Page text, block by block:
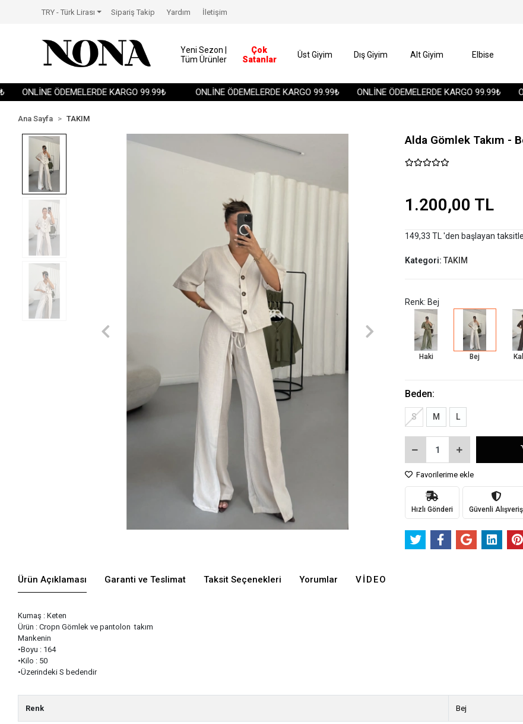
ONLİNE ÖDEMELERDE KARGO 99.99₺ ONLİNE ÖDEMELERDE KARGO 99.99₺ ONLİNE ÖDEMELERDE KARGO 99.99₺
TRY - Türk Lirası Sipariş Takip Yardım İletişim
Yeni Sezon |
Tüm Ürünler
Çok
Satanlar
Üst Giyim Dış Giyim Alt Giyim Elbise
Ana Sayfa TAKIM
Alda Gömlek Takım -
1.200,00 TL
149,33 TL 'den başlayan
Kategori: TAKIM
Renk: Bej
Haki Bej
Beden:
S M L
Favorilerime ekle
Hızlı Gönderi Güvenli Alışveriş
Ürün Açıklaması Garanti ve Teslimat Taksit Seçenekleri Yorumlar VIDEO
Kumaş : Keten
Ürün : Cropn Gömlek ve pantolon takım
Mankenin
•Boyu : 164
•Kilo : 50
•Üzerindeki S bedendir
Renk Bej